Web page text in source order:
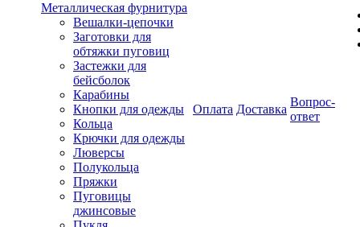
Металлическая фурнитура
Вешалки-цепочки
Заготовки для
обтяжки пуговиц
Застежки для
бейсболок
Карабины
Кнопки для одежды
Кольца
Крючки для одежды
Люверсы
Полукольца
Пряжки
Пуговицы
джинсовые
Оплата Доставка
Вопрос-
ответ